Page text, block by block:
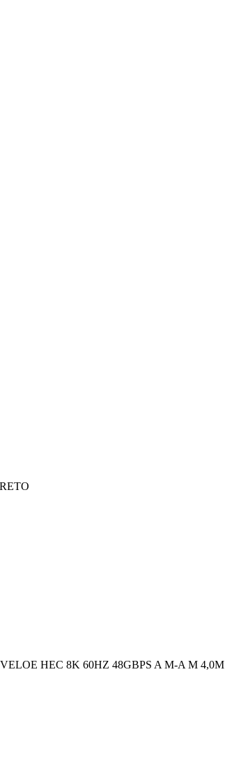
HEC 8K 60HZ 48GBPS A M-A M 4,0M